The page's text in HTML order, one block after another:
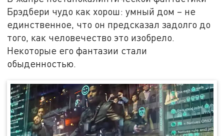
Брэдбери чудо как хорош: умный дом – не
единственное, что он предсказал задолго до
того, как человечество это изобрело.
Некоторые его фантазии стали
обыденностью.